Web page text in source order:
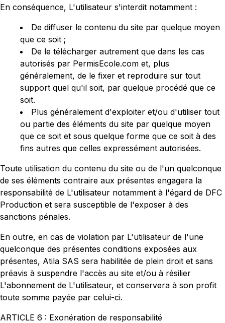
En conséquence, L'utilisateur s'interdit notamment :
De diffuser le contenu du site par quelque moyen
que ce soit ;
De le télécharger autrement que dans les cas
autorisés par PermisEcole.com et, plus
généralement, de le fixer et reproduire sur tout
support quel qu'il soit, par quelque procédé que ce
soit.
Plus généralement d'exploiter et/ou d'utiliser tout
ou partie des éléments du site par quelque moyen
que ce soit et sous quelque forme que ce soit à des
fins autres que celles expressément autorisées.
Toute utilisation du contenu du site ou de l'un quelconque
de ses éléments contraire aux présentes engagera la
responsabilité de L'utilisateur notamment à l'égard de DFC
Production et sera susceptible de l'exposer à des
sanctions pénales.
En outre, en cas de violation par L'utilisateur de l'une
quelconque des présentes conditions exposées aux
présentes, Atila SAS sera habilitée de plein droit et sans
préavis à suspendre l'accès au site et/ou à résilier
L'abonnement de L'utilisateur, et conservera à son profit
toute somme payée par celui-ci.
ARTICLE 6 : Exonération de responsabilité